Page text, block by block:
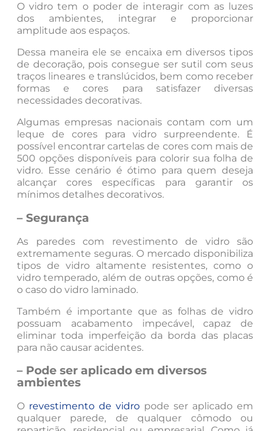
O vidro tem o poder de interagir com as luzes
dos ambientes, integrar e proporcionar
amplitude aos espaços.
Dessa maneira ele se encaixa em diversos tipos
de decoração, pois consegue ser sutil com seus
traços lineares e translúcidos, bem como receber
formas e cores para satisfazer diversas
necessidades decorativas.
Algumas empresas nacionais contam com um
leque de cores para vidro surpreendente. É
possível encontrar cartelas de cores com mais de
500 opções disponíveis para colorir sua folha de
vidro. Esse cenário é ótimo para quem deseja
alcançar cores específicas para garantir os
mínimos detalhes decorativos.
– Segurança
As paredes com revestimento de vidro são
extremamente seguras. O mercado disponibiliza
tipos de vidro altamente resistentes, como o
vidro temperado, além de outras opções, como é
o caso do vidro laminado.
Também é importante que as folhas de vidro
possuam acabamento impecável, capaz de
eliminar toda imperfeição da borda das placas
para não causar acidentes.
– Pode ser aplicado em diversos
ambientes
O revestimento de vidro pode ser aplicado em
qualquer parede, de qualquer cômodo ou